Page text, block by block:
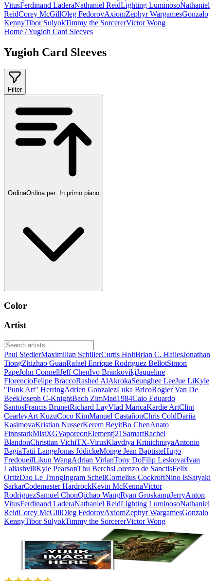
VitusFerdinand LaderaNathaniel ReidLighting LuminosoNathaniel
ReidCorey McGillOleg FedorovAxiomZephyr WargamesGonzalo
KennyTibor SulyokTimmy the SorcererVictor Wong
Home /Yugioh Card Sleeves
Yugioh Card Sleeves
Filter
OrdinaOrdina per: In primo piano
Color
Artist
Paul SiedlerMaximilian SchillerCurtis HoltBrian C. HailesJonathan
TiongZhizhao GuanRafael Enrique Rodriguez BellotSimon
PapeJohn ConnellJeff ChenIvo BrankovikjJaqueline
FlorencioFelipe BraccoRashed AlAkrokaSeunghee LeeJue LiKyle
"Punk Art" HerringAdrien GonzalezLuka BricoRogier Van De
BeekJoseph C-KnightBach ZimMad1984Caio Eduardo
SantosFrancis BrunetRichard LayVlad MaricaKardie ArtClint
CearleyArt KuzuCoco KimManuel CastañonChris ColdDariia
KasimovaKristian NusserKerem BeyitBo ChenAnato
FinnstarkMistXGVaporeonElementj21 SamartRachel
BlandonChristian VichiTX-VirusKlavdiya KrinichnayaAntonio
BagiaTatii LangeJonas JödickeMonge Jean BaptisteHugo
FredoueilLikun WangAdrian VirlanTony DoFilip LeskovarIvan
LaliashviliKyle PearsonThu BerchsLorenzo de SanctisFelix
OrtizDao Le TrongIngram SchellCornelius CockroftNino IsSatyaki
SarkarCodemaster HardrockKevin McKennaVictor
RodriguezSamuel ChonQichao WangRyan GroskampJerryAnton
VitusFerdinand LaderaNathaniel ReidLighting LuminosoNathaniel
ReidCorey McGillOleg FedorovAxiomZephyr WargamesGonzalo
KennyTibor SulyokTimmy the SorcererVictor Wong